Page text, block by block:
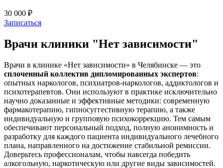
30 000 ₽
Записаться
Врачи клиники "Нет зависимости"
Врачи в клинике «Нет зависимости» в Челябинске — это
сплоченный коллектив дипломированных экспертов:
опытных наркологов, психиатров-наркологов, аддиктологов и
психотерапевтов. Они используют в практике исключительно
научно доказанные и эффективные методики: современную
фармакотерапию, гипносуггестивную терапию, а также
индивидуальную и групповую психокоррекцию. Тем самым
обеспечивают персональный подход, полную анонимность и
разработку для каждого пациента индивидуального лечебного
плана, направленного на достижение стабильной ремиссии.
Доверьтесь профессионалам, чтобы навсегда победить
алкогольную, наркотическую или другие виды зависимостей.